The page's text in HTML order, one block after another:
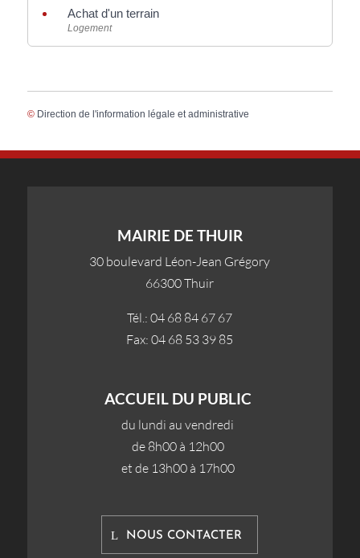
Achat d'un terrain
Logement
© Direction de l'information légale et administrative
MAIRIE DE THUIR
30 boulevard Léon-Jean Grégory
66300 Thuir
Tél.: 04 68 84 67 67
Fax: 04 68 53 39 85
ACCUEIL DU PUBLIC
du lundi au vendredi
de 8h00 à 12h00
et de 13h00 à 17h00
NOUS CONTACTER